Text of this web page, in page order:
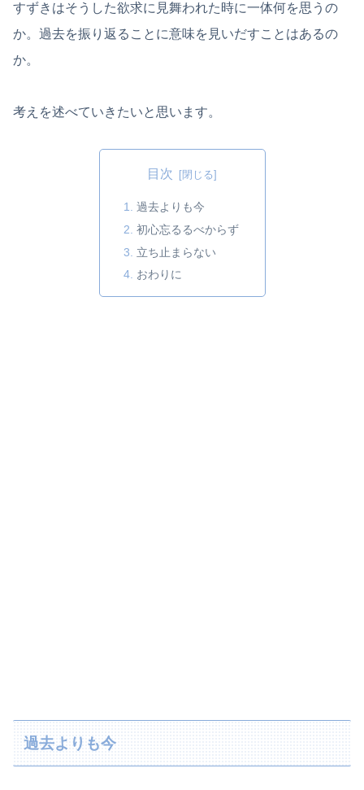
すずきはそうした欲求に見舞われた時に一体何を思うの
か。過去を振り返ることに意味を見いだすことはあるの
か。
考えを述べていきたいと思います。
目次
過去よりも今
初心忘るるべからず
立ち止まらない
おわりに
過去よりも今